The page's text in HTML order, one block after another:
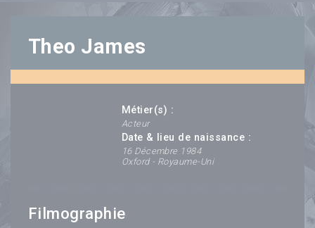
Theo James
Métier(s) :
Acteur
Date & lieu de naissance :
16 Décembre 1984
Oxford - Royaume-Uni
Filmographie